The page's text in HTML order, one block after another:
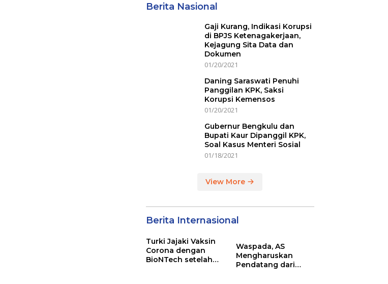
Berita Nasional
Gaji Kurang, Indikasi Korupsi
di BPJS Ketenagakerjaan,
Kejagung Sita Data dan
Dokumen
01/20/2021
Daning Saraswati Penuhi
Panggilan KPK, Saksi
Korupsi Kemensos
01/20/2021
Gubernur Bengkulu dan
Bupati Kaur Dipanggil KPK,
Soal Kasus Menteri Sosial
01/18/2021
View More
Berita Internasional
Turki Jajaki Vaksin
Corona dengan
BioNTech setelah
Waspada, AS
Mengharuskan
Pendatang dari